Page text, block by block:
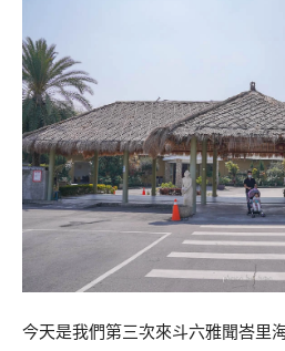
今天是我們第三次來斗六雅聞峇里